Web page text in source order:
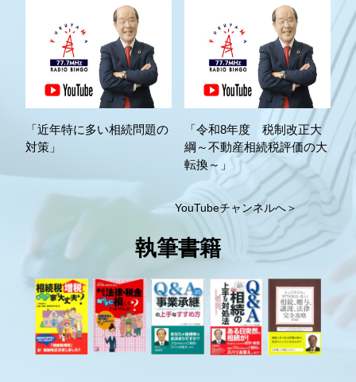
「近年特に多い相続問題の
対策」
「令和8年度 税制改正大
綱～不動産相続税評価の大
転換～」
YouTubeチャンネルへ＞
執筆書籍